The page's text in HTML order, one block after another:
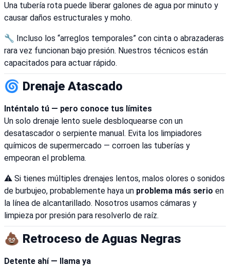
Una tubería rota puede liberar galones de agua por minuto y
causar daños estructurales y moho.
🔧 Incluso los “arreglos temporales” con cinta o abrazaderas
rara vez funcionan bajo presión. Nuestros técnicos están
capacitados para actuar rápido.
🌀 Drenaje Atascado
Inténtalo tú — pero conoce tus límites
Un solo drenaje lento suele desbloquearse con un
desatascador o serpiente manual. Evita los limpiadores
químicos de supermercado — corroen las tuberías y
empeoran el problema.
⚠️ Si tienes múltiples drenajes lentos, malos olores o sonidos
de burbujeo, probablemente haya un problema más serio en
la línea de alcantarillado. Nosotros usamos cámaras y
limpieza por presión para resolverlo de raíz.
💩 Retroceso de Aguas Negras
Detente ahí — llama ya